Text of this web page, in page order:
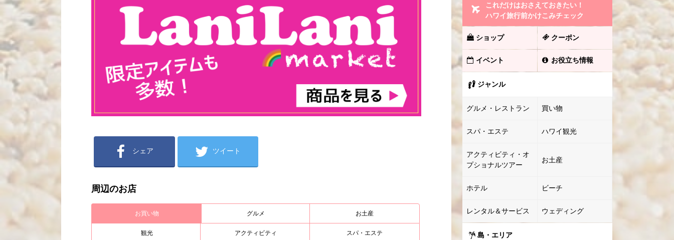
シェア ツイート
周辺のお店
お買い物 グルメ お土産
観光 アクティビティ スパ・エステ
これだけはおさえておきたい！
ハワイ旅行前かけこみチェック
ショップ クーポン
イベント お役立ち情報
ジャンル
グルメ・レストラン 買い物
スパ・エステ ハワイ観光
アクティビティ・オ
プショナルツアー
お土産
ホテル ビーチ
レンタル＆サービス ウェディング
島・エリア